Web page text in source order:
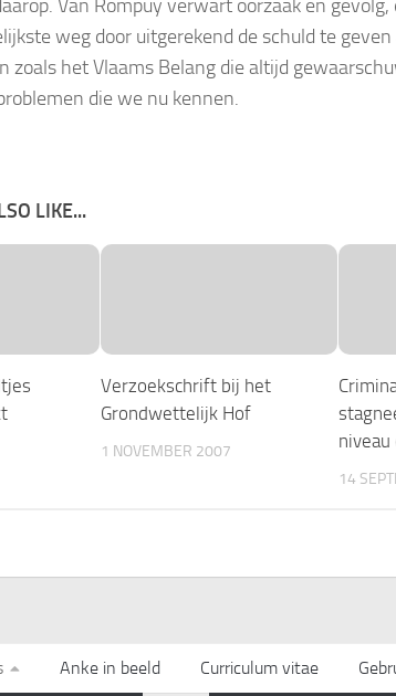
Van Rompuy verwart oorzaak en gevolg,
weg door uitgerekend de schuld te geven
zoals het Vlaams Belang die altijd
die we nu kennen.
LIKE...
Verzoekschrift bij het
Grondwettelijk Hof
1 NOVEMBER 2007
14
Anke in beeld Curriculum vitae